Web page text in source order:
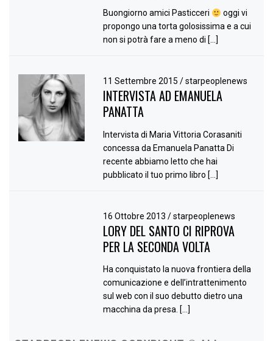
Buongiorno amici Pasticceri
oggi vi
propongo una torta golosissima e a cui
non si potrà fare a meno di […]
11 Settembre 2015/ starpeoplenews
INTERVISTA AD EMANUELA
PANATTA
Intervista di Maria Vittoria Corasaniti
concessa da Emanuela Panatta Di
recente abbiamo letto che hai
pubblicato il tuo primo libro […]
16 Ottobre 2013/ starpeoplenews
LORY DEL SANTO CI RIPROVA
PER LA SECONDA VOLTA
Ha conquistato la nuova frontiera della
comunicazione e dell’intrattenimento
sul web con il suo debutto dietro una
macchina da presa. […]